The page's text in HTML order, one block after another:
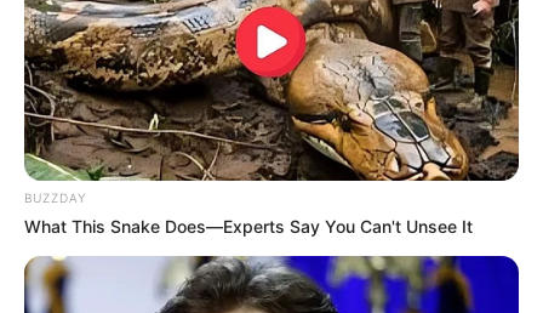
BUZZDAY
What This Snake Does—Experts Say You Can't Unsee It